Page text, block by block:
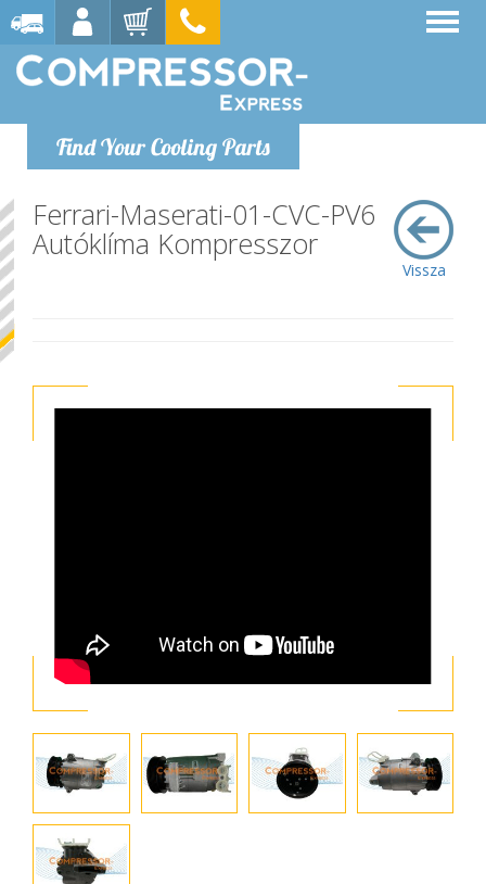
Find Your Cooling Parts
Vissza
Ferrari-Maserati-01-CVC-PV6
Autóklíma Kompresszor